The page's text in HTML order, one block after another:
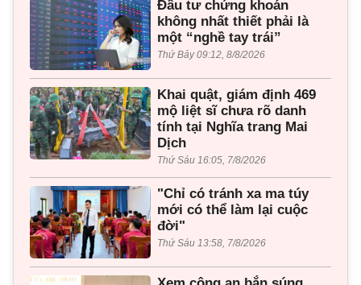
Đầu tư chứng khoán
không nhất thiết phải là
một “nghề tay trái”
Thứ Bảy 09:12, 8/8/2026
Khai quật, giám định 469
mộ liệt sĩ chưa rõ danh
tính tại Nghĩa trang Mai
Dịch
Thứ Sáu 16:05, 7/8/2026
"Chỉ có tránh xa ma túy
mới có thể làm lại cuộc
đời"
Thứ Sáu 13:58, 7/8/2026